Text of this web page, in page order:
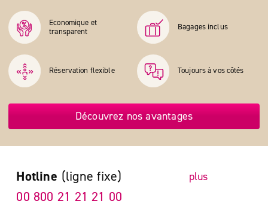
Economique et
transparent
Bagages inclus
Réservation flexible Toujours à vos côtés
Découvrez nos avantages
Hotline (ligne fixe) plus
00 800 21 21 21 00